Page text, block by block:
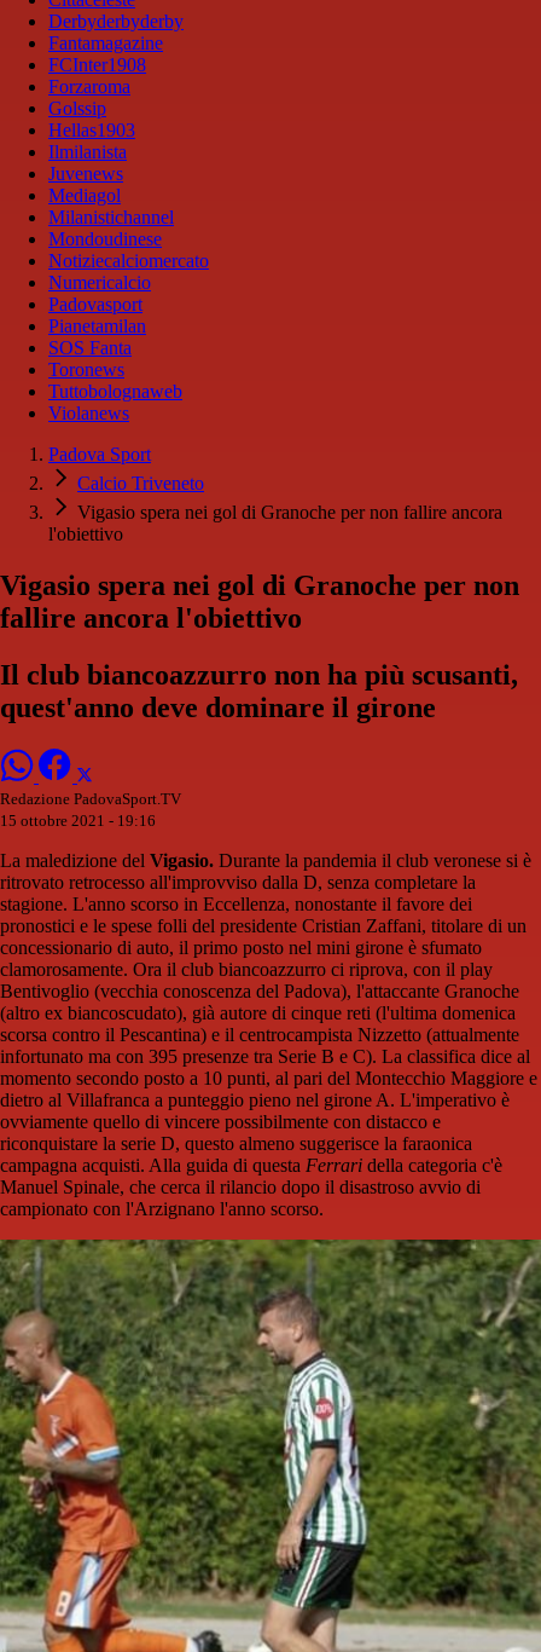
Derbyderbyderby
Fantamagazine
FCInter1908
Forzaroma
Golssip
Hellas1903
Ilmilanista
Juvenews
Mediagol
Milanistichannel
Mondoudinese
Notiziecalciomercato
Numericalcio
Padovasport
Pianetamilan
SOS Fanta
Toronews
Tuttobolognaweb
Violanews
Padova Sport
Calcio Triveneto
Vigasio spera nei gol di Granoche per non fallire ancora
l'obiettivo
Vigasio spera nei gol di Granoche per non
fallire ancora l'obiettivo
Il club biancoazzurro non ha più scusanti,
quest'anno deve dominare il girone
Redazione PadovaSport.TV
15 ottobre 2021 - 19:16
La maledizione del Vigasio. Durante la pandemia il club veronese si è
ritrovato retrocesso all'improvviso dalla D, senza completare la
stagione. L'anno scorso in Eccellenza, nonostante il favore dei
pronostici e le spese folli del presidente Cristian Zaffani, titolare di un
concessionario di auto, il primo posto nel mini girone è sfumato
clamorosamente. Ora il club biancoazzurro ci riprova, con il play
Bentivoglio (vecchia conoscenza del Padova), l'attaccante Granoche
(altro ex biancoscudato), già autore di cinque reti (l'ultima domenica
scorsa contro il Pescantina) e il centrocampista Nizzetto (attualmente
infortunato ma con 395 presenze tra Serie B e C). La classifica dice al
momento secondo posto a 10 punti, al pari del Montecchio Maggiore e
dietro al Villafranca a punteggio pieno nel girone A. L'imperativo è
ovviamente quello di vincere possibilmente con distacco e
riconquistare la serie D, questo almeno suggerisce la faraonica
campagna acquisti. Alla guida di questa Ferrari della categoria c'è
Manuel Spinale, che cerca il rilancio dopo il disastroso avvio di
campionato con l'Arzignano l'anno scorso.